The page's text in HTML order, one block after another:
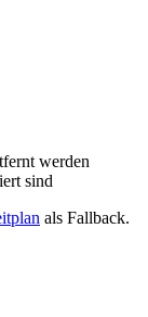
werden
sind
als Fallback.